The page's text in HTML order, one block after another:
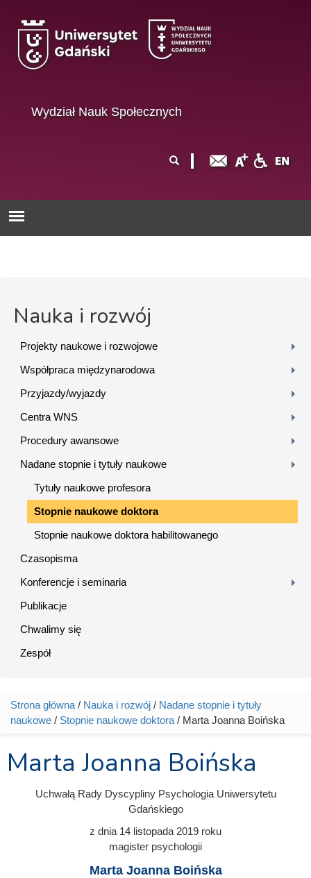
Wydział Nauk Społecznych
wyszukiwania
Nauka i rozwój
Projekty naukowe i rozwojowe
Współpraca międzynarodowa
Przyjazdy/wyjazdy
Centra WNS
Procedury awansowe
Nadane stopnie i tytuły naukowe
Tytuły naukowe profesora
Stopnie naukowe doktora
Stopnie naukowe doktora habilitowanego
Czasopisma
Konferencje i seminaria
Publikacje
Chwalimy się
Zespół
Jesteś tutaj
Strona główna / Nauka i rozwój / Nadane stopnie i tytuły
naukowe / Stopnie naukowe doktora / Marta Joanna Boińska
Marta Joanna Boińska
Uchwałą Rady Dyscypliny Psychologia Uniwersytetu
Gdańskiego
z dnia 14 listopada 2019 roku
magister psychologii
Marta Joanna Boińska